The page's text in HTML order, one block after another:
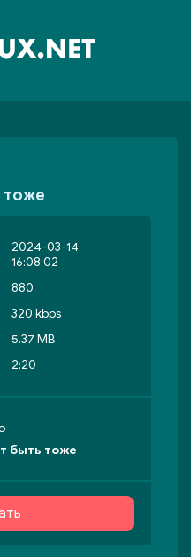
тоже
2024-03-14
16:08:02
880
320 kbps
5.37 MB
2:20
быть тоже